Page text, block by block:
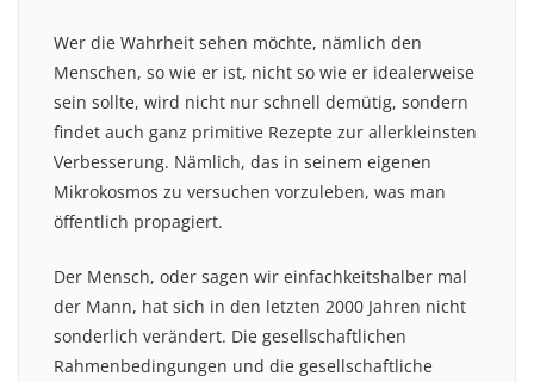
Wer die Wahrheit sehen möchte, nämlich den
Menschen, so wie er ist, nicht so wie er idealerweise
sein sollte, wird nicht nur schnell demütig, sondern
findet auch ganz primitive Rezepte zur allerkleinsten
Verbesserung. Nämlich, das in seinem eigenen
Mikrokosmos zu versuchen vorzuleben, was man
öffentlich propagiert.
Der Mensch, oder sagen wir einfachkeitshalber mal
der Mann, hat sich in den letzten 2000 Jahren nicht
sonderlich verändert. Die gesellschaftlichen
Rahmenbedingungen und die gesellschaftliche